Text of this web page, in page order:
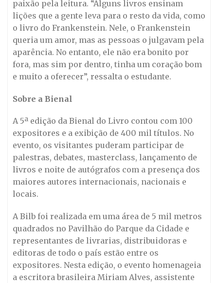
paixão pela leitura. “Alguns livros ensinam
lições que a gente leva para o resto da vida, como
o livro do Frankenstein. Nele, o Frankenstein
queria um amor, mas as pessoas o julgavam pela
aparência. No entanto, ele não era bonito por
fora, mas sim por dentro, tinha um coração bom
e muito a oferecer”, ressalta o estudante.
Sobre a Bienal
A 5ª edição da Bienal do Livro contou com 100
expositores e a exibição de 400 mil títulos. No
evento, os visitantes puderam participar de
palestras, debates, masterclass, lançamento de
livros e noite de autógrafos com a presença dos
maiores autores internacionais, nacionais e
locais.
A Bilb foi realizada em uma área de 5 mil metros
quadrados no Pavilhão do Parque da Cidade e
representantes de livrarias, distribuidoras e
editoras de todo o país estão entre os
expositores. Nesta edição, o evento homenageia
a escritora brasileira Miriam Alves, assistente